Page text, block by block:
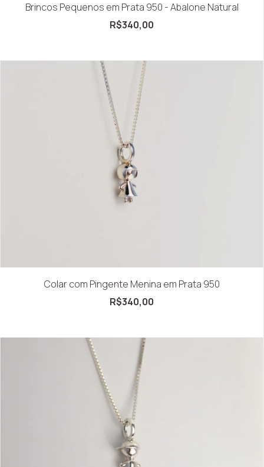
Brincos Pequenos em Prata 950 - Abalone Natural
R$340,00
Colar com Pingente Menina em Prata 950
R$340,00